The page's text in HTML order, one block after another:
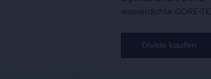
wasserdichte GORE-
Divide kaufen